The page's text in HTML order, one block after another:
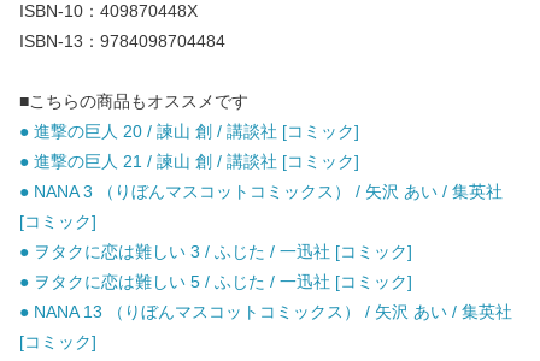
ISBN-10：409870448X
ISBN-13：9784098704484
■こちらの商品もオススメです
● 進撃の巨人 20 / 諫山 創 / 講談社 [コミック]
● 進撃の巨人 21 / 諫山 創 / 講談社 [コミック]
● NANA 3 （りぼんマスコットコミックス） / 矢沢 あい / 集英社
[コミック]
● ヲタクに恋は難しい 3 / ふじた / 一迅社 [コミック]
● ヲタクに恋は難しい 5 / ふじた / 一迅社 [コミック]
● NANA 13 （りぼんマスコットコミックス） / 矢沢 あい / 集英社
[コミック]